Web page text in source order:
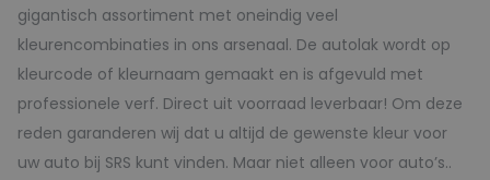
gigantisch assortiment met oneindig veel
kleurencombinaties in ons arsenaal. De autolak wordt op
kleurcode of kleurnaam gemaakt en is afgevuld met
professionele verf. Direct uit voorraad leverbaar! Om deze
reden garanderen wij dat u altijd de gewenste kleur voor
uw auto bij SRS kunt vinden. Maar niet alleen voor auto’s..